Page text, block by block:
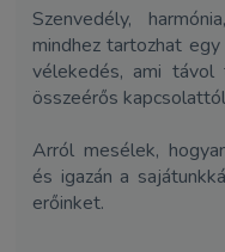
Szenvedély,
mindhez tartozhat
vélekedés, ami
összeérős
Arról mesélek,
és igazán a
erőinket.